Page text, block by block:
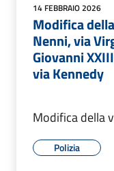
14 FEBBRAIO 2026
Modifica
Nenni, via
Giovanni
via Kennedy
Modifica della
Polizia